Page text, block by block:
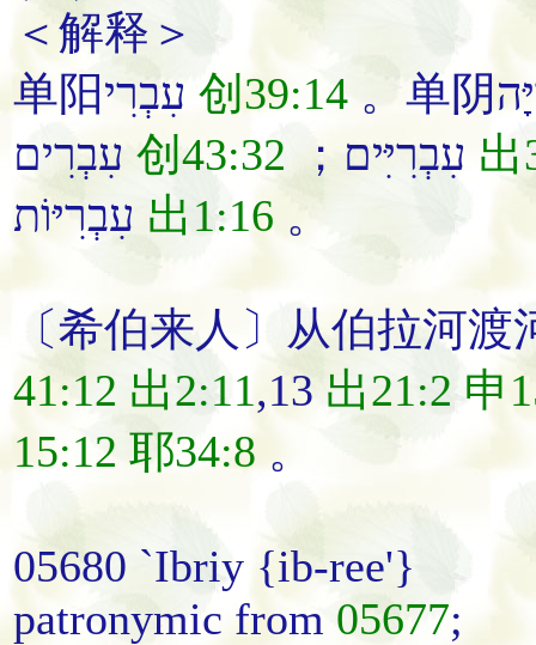
＜解释＞
创39:14
创43:32
出
出1:16 。
〔希伯来人〕从伯拉河
41:12 出2:11,13出21:2 申
15:12 耶34:8 。
05680 `Ibriy {ib-ree'}
patronymic from 05677;